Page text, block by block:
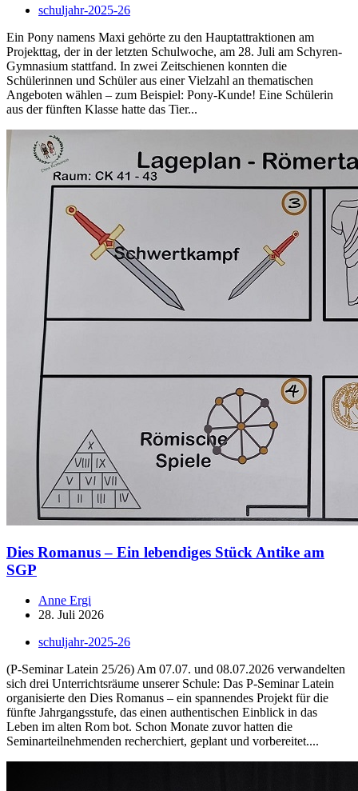
schuljahr-2025-26
Ein Pony namens Maxi gehörte zu den Hauptattraktionen am
Projekttag, der in der letzten Schulwoche, am 28. Juli am Schyren-
Gymnasium stattfand. In zwei Zeitschienen konnten die
Schülerinnen und Schüler aus einer Vielzahl an thematischen
Angeboten wählen – zum Beispiel: Pony-Kunde! Eine Schülerin
aus der fünften Klasse hatte das Tier...
Dies Romanus – Ein lebendiges Stück Antike am
SGP
Anne Ergi
28. Juli 2026
schuljahr-2025-26
(P-Seminar Latein 25/26) Am 07.07. und 08.07.2026 verwandelten
sich drei Unterrichtsräume unserer Schule: Das P-Seminar Latein
organisierte den Dies Romanus – ein spannendes Projekt für die
fünfte Jahrgangsstufe, das einen authentischen Einblick in das
Leben im alten Rom bot. Schon Monate zuvor hatten die
Seminarteilnehmenden recherchiert, geplant und vorbereitet....